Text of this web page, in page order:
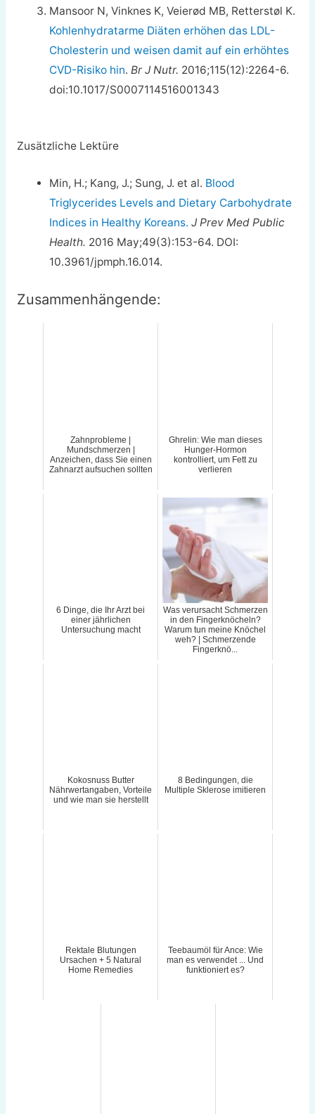
Mansoor N, Vinknes K, Veierød MB, Retterstøl K.
Kohlenhydratarme Diäten erhöhen das LDL-
Cholesterin und weisen damit auf ein erhöhtes
CVD-Risiko hin. Br J Nutr. 2016;115(12):2264-6.
doi:10.1017/S0007114516001343
Zusätzliche Lektüre
Min, H.; Kang, J.; Sung, J. et al. Blood
Triglycerides Levels and Dietary Carbohydrate
Indices in Healthy Koreans. J Prev Med Public
Health. 2016 May;49(3):153-64. DOI:
10.3961/jpmph.16.014.
Zusammenhängende:
Zahnprobleme |
Mundschmerzen |
Anzeichen, dass Sie einen
Zahnarzt aufsuchen sollten
Ghrelin: Wie man dieses
Hunger-Hormon
kontrolliert, um Fett zu
verlieren
6 Dinge, die Ihr Arzt bei
einer jährlichen
Untersuchung macht
Was verursacht Schmerzen
in den Fingerknöcheln?
Warum tun meine Knöchel
weh? | Schmerzende
Fingerknö...
Kokosnuss Butter
Nährwertangaben, Vorteile
und wie man sie herstellt
8 Bedingungen, die
Multiple Sklerose imitieren
Rektale Blutungen
Ursachen + 5 Natural
Home Remedies
Teebaumöl für Ance: Wie
man es verwendet ... Und
funktioniert es?